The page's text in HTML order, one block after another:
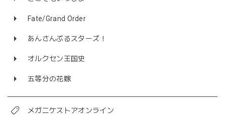
Fate/Grand Order
あんさんぶるスターズ！
オルクセン王国史
五等分の花嫁
メガニケストアオンライン